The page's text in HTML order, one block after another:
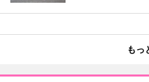
もっ